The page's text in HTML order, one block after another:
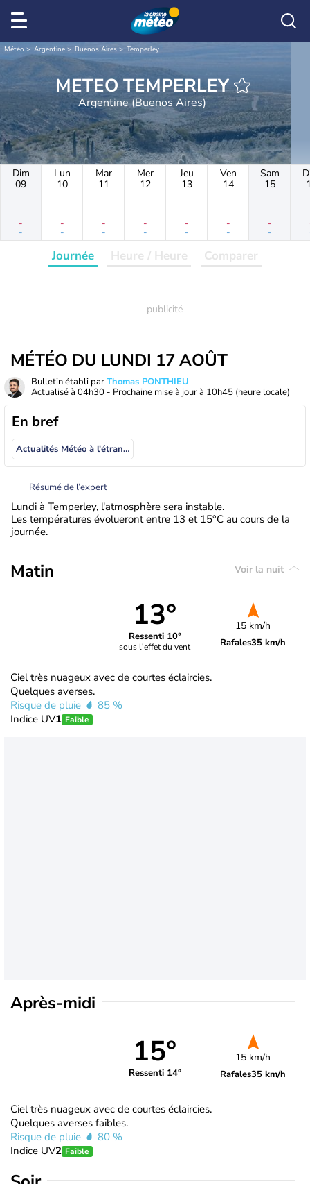
Météo Argentine Buenos Aires Temperley
METEO TEMPERLEY
Argentine (Buenos Aires)
Dim
09
-
-
Lun
10
-
-
Mar
11
-
-
Mer
12
-
-
Jeu
13
-
-
Ven
14
-
-
Sam
15
-
-
Journée Heure / Heure Comparer
MÉTÉO DU LUNDI 17 AOÛT
Bulletin établi parThomas PONTHIEU
Actualisé à 04h30 - Prochaine mise à jour à 10h45 (heure locale)
En bref
Actualités Météo à l'étranger
Résumé de l’expert
Lundi à Temperley, l'atmosphère sera instable.
Les températures évolueront entre 13 et 15°C au cours de la
journée.
Matin Voir la nuit
13°
Ressenti 10°
sous l'effet du vent
15 km/h
Rafales35 km/h
Ciel très nuageux avec de courtes éclaircies.
Quelques averses.
Risque de pluie
85 %
Indice UV1 Faible
Après-midi
15°
Ressenti 14°
15 km/h
Rafales35 km/h
Ciel très nuageux avec de courtes éclaircies.
Quelques averses faibles.
Risque de pluie
80 %
Indice UV2 Faible